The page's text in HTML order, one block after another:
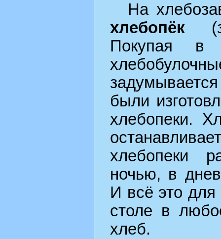
На
хлебопёк
Покупая в
были
хлебопеки.
хлебопеки
ночью, в
И всё это
столе в
хлеб.